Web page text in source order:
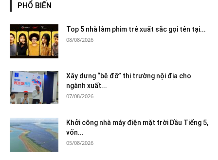
PHỔ BIẾN
Top 5 nhà làm phim trẻ xuất sắc gọi tên tại...
08/08/2026
Xây dựng “bệ đỡ” thị trường nội địa cho
ngành xuất...
07/08/2026
Khởi công nhà máy điện mặt trời Dầu Tiếng 5,
vốn...
05/08/2026